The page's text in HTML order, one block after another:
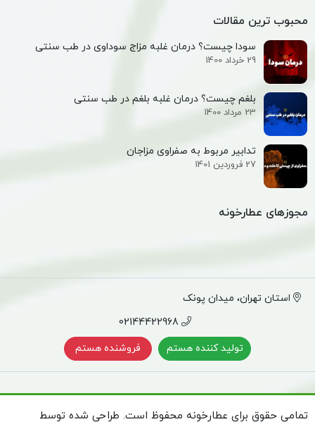
محبوب ترین مقالات
سودا چیست؟ درمان غلبه مزاج سوداوی در طب سنتی
29 خرداد 1400
بلغم چیست؟ درمان غلبه بلغم در طب سنتی
23 مرداد 1400
تدابیر مربوط به صفراوی مزاجان
27 فروردین 1401
مجوزهای عطارخونه
استان تهران، میدان پونک
02144422968
تولید کننده هستم
فروشنده هستم
تمامی حقوق برای عطارخونه محفوظ است. طراحی شده توسط